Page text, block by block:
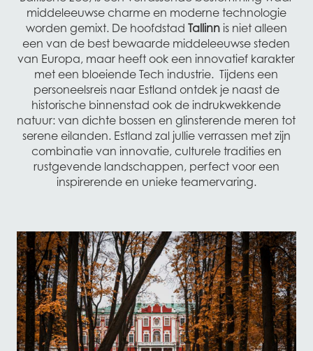
middeleeuwse charme en moderne technologie
worden gemixt. De hoofdstad Tallinnis niet alleen
een van de best bewaarde middeleeuwse steden
van Europa, maar heeft ook een innovatief karakter
met een bloeiende Tech industrie. Tijdens een
personeelsreis naar Estland ontdek je naast de
historische binnenstad ook de indrukwekkende
natuur: van dichte bossen en glinsterende meren tot
serene eilanden. Estland zal jullie verrassen met zijn
combinatie van innovatie, culturele tradities en
rustgevende landschappen, perfect voor een
inspirerende en unieke teamervaring.